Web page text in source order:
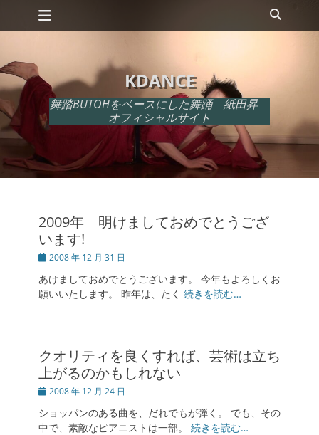
ツ
へ
ス
プ
メインメニュー
索
KDANCE
舞踏BUTOHをベースにした舞踊 紙田昇
オフィシャルサイト
2009年 明けましておめでとうござ
います!
投
日
2008 年 12 月 31 日
あけましておめでとうございます。 今年もよろしくお
願いいたします。 昨年は、たく 続きを読む…
クオリティを良くすれば、芸術は立ち
上がるのかもしれない
投
日
2008 年 12 月 24 日
ショッパンのある曲を、だれでもが弾く。 でも、その
中で、素敵なピアニストは一部。 続きを読む…